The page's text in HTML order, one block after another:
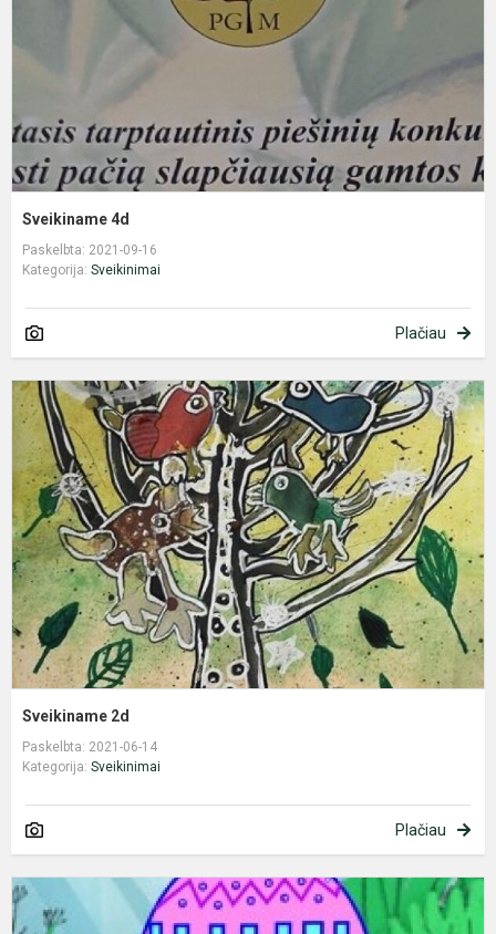
Sveikiname 4d
Paskelbta: 2021-09-16
Kategorija: Sveikinimai
Plačiau
Sveikiname 2d
Paskelbta: 2021-06-14
Kategorija: Sveikinimai
Plačiau